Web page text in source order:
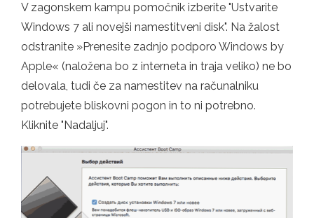
V zagonskem kampu pomočnik izberite "Ustvarite
Windows 7 ali novejši namestitveni disk". Na žalost
odstranite »Prenesite zadnjo podporo Windows by
Apple« (naložena bo z interneta in traja veliko) ne bo
delovala, tudi če za namestitev na računalniku
potrebujete bliskovni pogon in to ni potrebno.
Kliknite "Nadaljuj".